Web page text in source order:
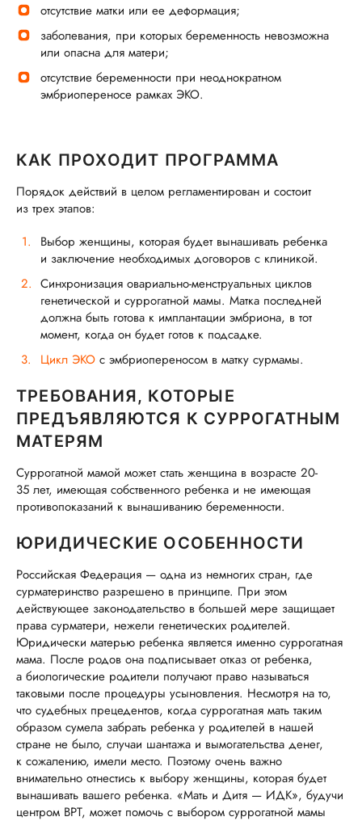
отсутствие матки или ее деформация;
заболевания, при которых беременность невозможна
или опасна для матери;
отсутствие беременности при неоднократном
эмбриопереносе рамках ЭКО.
КАК ПРОХОДИТ ПРОГРАММА
Порядок действий в целом регламентирован и состоит
из трех этапов:
Выбор женщины, которая будет вынашивать ребенка
и заключение необходимых договоров с клиникой.
Синхронизация овариально-менструальных циклов
генетической и суррогатной мамы. Матка последней
должна быть готова к имплантации эмбриона, в тот
момент, когда он будет готов к подсадке.
Цикл ЭКО с эмбриопереносом в матку сурмамы.
ТРЕБОВАНИЯ, КОТОРЫЕ
ПРЕДЪЯВЛЯЮТСЯ К СУРРОГАТНЫМ
МАТЕРЯМ
Суррогатной мамой может стать женщина в возрасте 20-
35 лет, имеющая собственного ребенка и не имеющая
противопоказаний к вынашиванию беременности.
ЮРИДИЧЕСКИЕ ОСОБЕННОСТИ
Российская Федерация — одна из немногих стран, где
сурматеринство разрешено в принципе. При этом
действующее законодательство в большей мере защищает
права сурматери, нежели генетических родителей.
Юридически матерью ребенка является именно суррогатная
мама. После родов она подписывает отказ от ребенка,
а биологические родители получают право называться
таковыми после процедуры усыновления. Несмотря на то,
что судебных прецедентов, когда суррогатная мать таким
образом сумела забрать ребенка у родителей в нашей
стране не было, случаи шантажа и вымогательства денег,
к сожалению, имели место. Поэтому очень важно
внимательно отнестись к выбору женщины, которая будет
вынашивать вашего ребенка. «Мать и Дитя — ИДК», будучи
центром ВРТ, может помочь с выбором суррогатной мамы